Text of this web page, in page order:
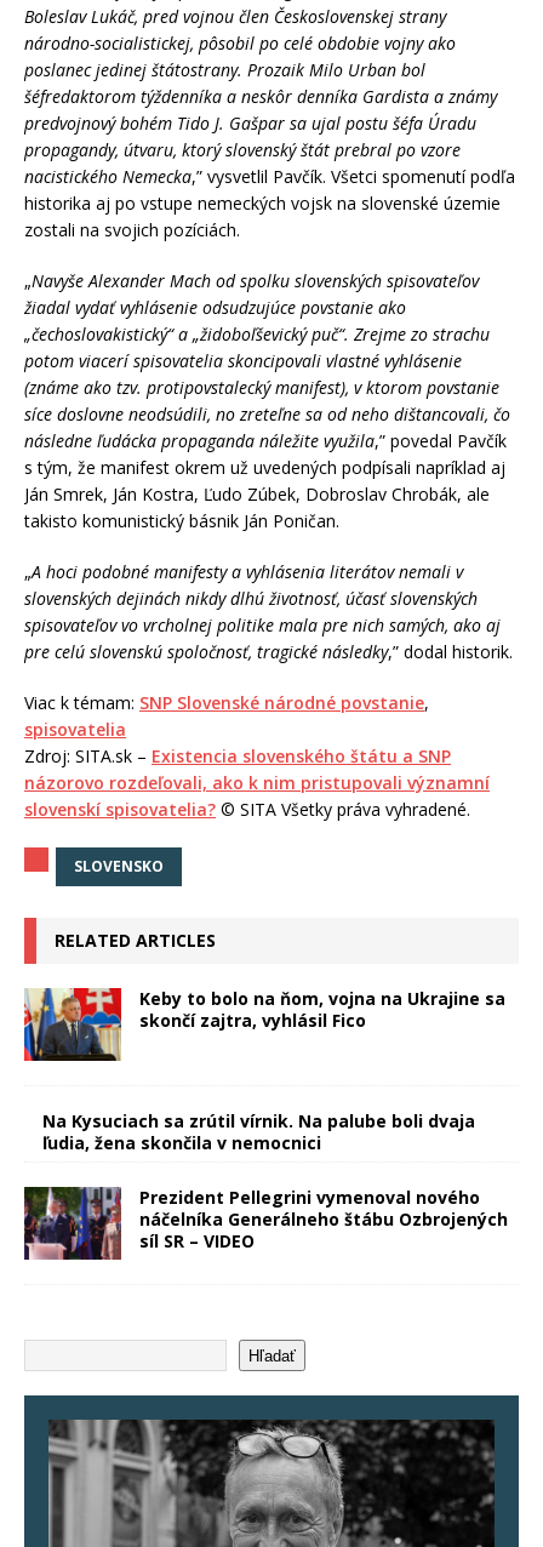
Boleslav Lukáč, pred vojnou člen Československej strany
národno-socialistickej, pôsobil po celé obdobie vojny ako
poslanec jedinej štátostrany. Prozaik Milo Urban bol
šéfredaktorom týždenníka a neskôr denníka Gardista a známy
predvojnový bohém Tido J. Gašpar sa ujal postu šéfa Úradu
propagandy, útvaru, ktorý slovenský štát prebral po vzore
nacistického Nemecka,” vysvetlil Pavčík. Všetci spomenutí podľa
historika aj po vstupe nemeckých vojsk na slovenské územie
zostali na svojich pozíciách.
„Navyše Alexander Mach od spolku slovenských spisovateľov
žiadal vydať vyhlásenie odsudzujúce povstanie ako
„čechoslovakistický“ a „židoboľševický puč“. Zrejme zo strachu
potom viacerí spisovatelia skoncipovali vlastné vyhlásenie
(známe ako tzv. protipovstalecký manifest), v ktorom povstanie
síce doslovne neodsúdili, no zreteľne sa od neho dištancovali, čo
následne ľudácka propaganda náležite využila,” povedal Pavčík
s tým, že manifest okrem už uvedených podpísali napríklad aj
Ján Smrek, Ján Kostra, Ľudo Zúbek, Dobroslav Chrobák, ale
takisto komunistický básnik Ján Poničan.
„A hoci podobné manifesty a vyhlásenia literátov nemali v
slovenských dejinách nikdy dlhú životnosť, účasť slovenských
spisovateľov vo vrcholnej politike mala pre nich samých, ako aj
pre celú slovenskú spoločnosť, tragické následky,” dodal historik.
Viac k témam: SNP Slovenské národné povstanie,
spisovatelia
Zdroj: SITA.sk – Existencia slovenského štátu a SNP
názorovo rozdeľovali, ako k nim pristupovali významní
slovenskí spisovatelia? © SITA Všetky práva vyhradené.
SLOVENSKO
RELATED ARTICLES
Keby to bolo na ňom, vojna na Ukrajine sa
skončí zajtra, vyhlásil Fico
Na Kysuciach sa zrútil vírnik. Na palube boli dvaja
ľudia, žena skončila v nemocnici
Prezident Pellegrini vymenoval nového
náčelníka Generálneho štábu Ozbrojených
síl SR – VIDEO
Hľadať